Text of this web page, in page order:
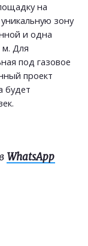
на
зону
и одна
м. Для
под газовое
проект
будет
WhatsApp